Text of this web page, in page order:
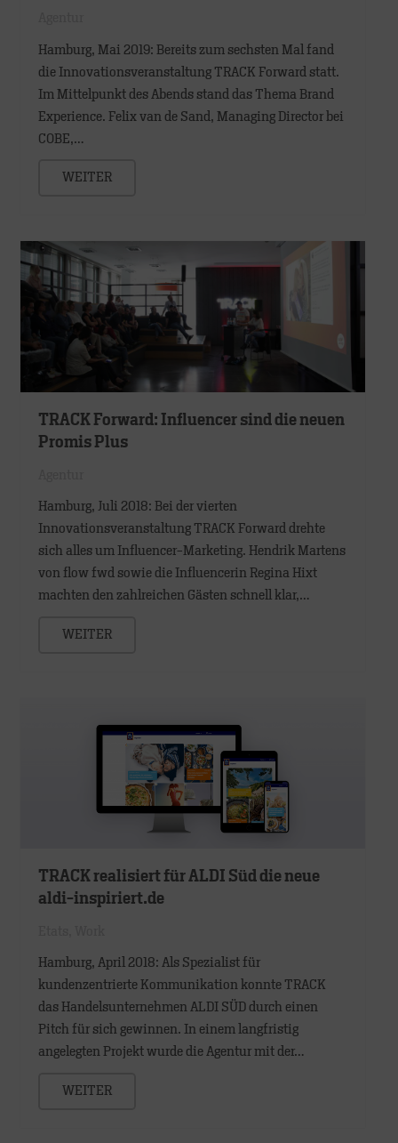
Hamburg, Mai 2019: Bereits zum sechsten Mal fand
die Innovationsveranstaltung TRACK Forward statt.
Im Mittelpunkt des Abends stand das Thema Brand
Experience. Felix van de Sand, Managing Director bei
COBE,…
WEITER
TRACK Forward: Influencer sind die neuen
Promis Plus
Hamburg, Juli 2018: Bei der vierten
Innovationsveranstaltung TRACK Forward drehte
sich alles um Influencer-Marketing. Hendrik Martens
von flow fwd sowie die Influencerin Regina Hixt
machten den zahlreichen Gästen schnell klar,…
WEITER
TRACK realisiert für ALDI Süd die neue
aldi-inspiriert.de
Hamburg, April 2018: Als Spezialist für
kundenzentrierte Kommunikation konnte TRACK
das Handelsunternehmen ALDI SÜD durch einen
Pitch für sich gewinnen. In einem langfristig
angelegten Projekt wurde die Agentur mit der…
WEITER